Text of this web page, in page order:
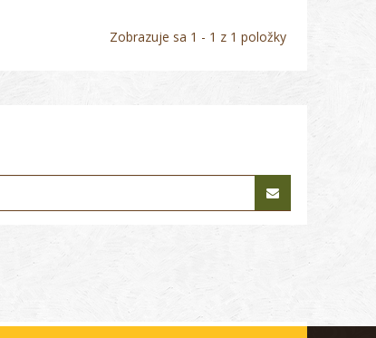
Zobrazuje sa 1 - 1 z 1 položky